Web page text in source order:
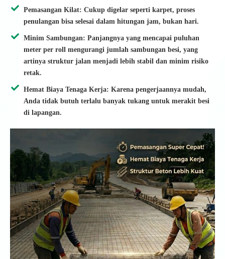
Pemasangan Kilat: Cukup digelar seperti karpet, proses
penulangan bisa selesai dalam hitungan jam, bukan hari.
Minim Sambungan: Panjangnya yang mencapai puluhan
meter per roll mengurangi jumlah sambungan besi, yang
artinya struktur jalan menjadi lebih stabil dan minim risiko
retak.
Hemat Biaya Tenaga Kerja: Karena pengerjaannya mudah,
Anda tidak butuh terlalu banyak tukang untuk merakit besi
di lapangan.